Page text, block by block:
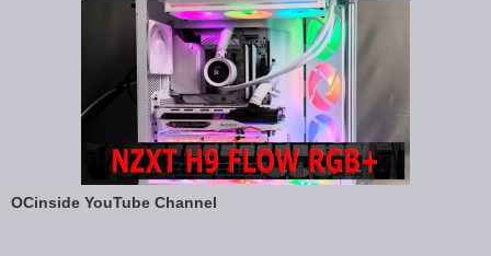
OCinside YouTube Channel